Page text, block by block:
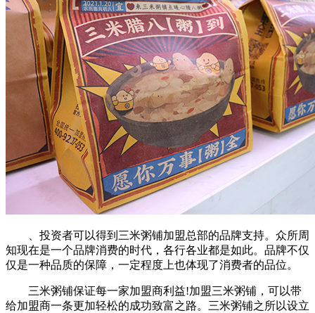
、投资者可以得到三米粥铺加盟总部的品牌支持。众所周
知现在是一个品牌消费的时代，各行各业都是如此。品牌不仅
仅是一种品质的保障，一定程度上也体现了消费者的品位。
三米粥铺保证每一家加盟商利益!加盟三米粥铺，可以带
给加盟商一条更加轻松的成功致富之路。三米粥铺之所以设立